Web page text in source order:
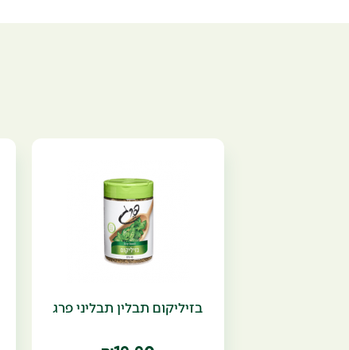
בזיליקום תבלין תבליני פרג